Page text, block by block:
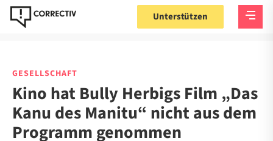
Unterstützen
GESELLSCHAFT
Kino hat Bully Herbigs Film „Das
Kanu des Manitu“ nicht aus dem
Programm genommen